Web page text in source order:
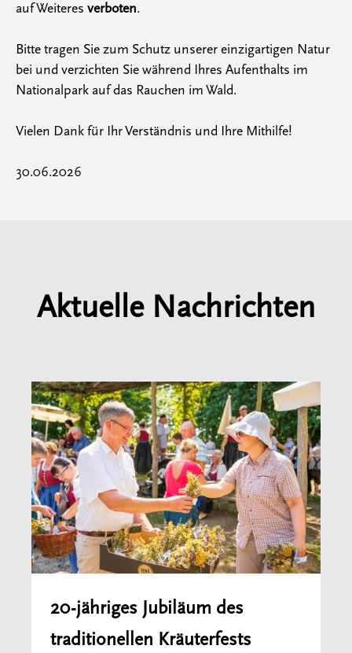
auf Weiteres verboten.
Bitte tragen Sie zum Schutz unserer einzigartigen Natur
bei und verzichten Sie während Ihres Aufenthalts im
Nationalpark auf das Rauchen im Wald.
Vielen Dank für Ihr Verständnis und Ihre Mithilfe!
30.06.2026
Aktuelle Nachrichten
20-jähriges Jubiläum des
traditionellen Kräuterfests